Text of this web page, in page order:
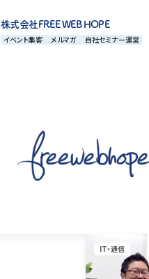
株式会社FREE WEB HOPE
イベント集客 メルマガ 自社セミナー運営
IT・通信